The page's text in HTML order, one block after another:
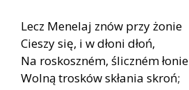
Lecz Menelaj znów przy żonie
Cieszy się, i w dłoni dłoń,
Na roskoszném, śliczném łonie
Wolną trosków skłania skroń;